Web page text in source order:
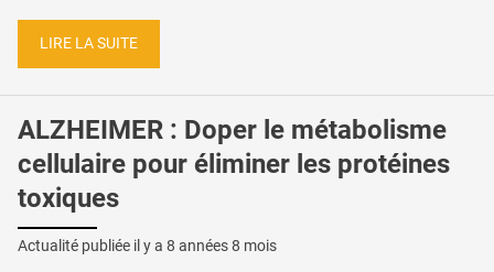
LIRE LA SUITE
ALZHEIMER : Doper le métabolisme
cellulaire pour éliminer les protéines
toxiques
Actualité publiée il y a 8 années 8 mois